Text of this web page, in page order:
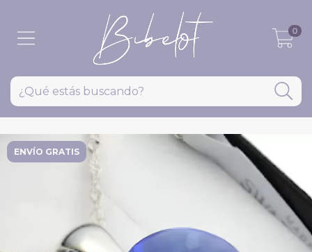
0
ENVÍO GRATIS